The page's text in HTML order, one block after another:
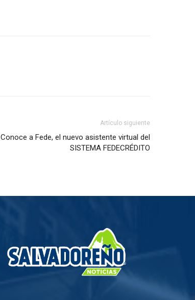
Artículo siguiente
Conoce a Fede, el nuevo asistente virtual del
SISTEMA FEDECRÉDITO